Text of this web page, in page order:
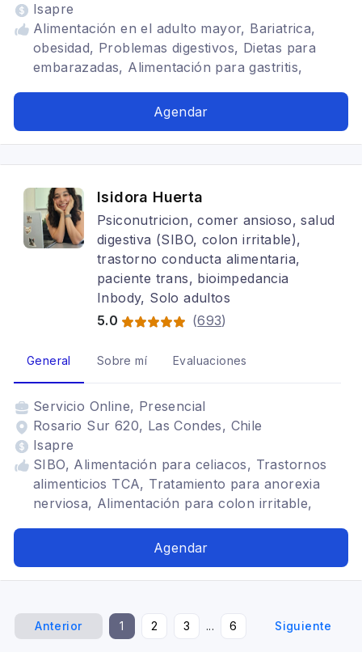
Isapre
Alimentación en el adulto mayor, Bariatrica,
obesidad, Problemas digestivos, Dietas para
embarazadas, Alimentación para gastritis,
Alimentación con hipotiroidismo
Agendar
Isidora Huerta
Psiconutricion, comer ansioso, salud
digestiva (SIBO, colon irritable),
trastorno conducta alimentaria,
paciente trans, bioimpedancia
Inbody, Solo adultos
5.0
(693)
General Sobre mí Evaluaciones
Servicio Online, Presencial
Rosario Sur 620, Las Condes, Chile
Isapre
SIBO, Alimentación para celiacos, Trastornos
alimenticios TCA, Tratamiento para anorexia
nerviosa, Alimentación para colon irritable,
digestivos, Alimentación en el adulto mayor,
Agendar
Anterior 1 2 3 ... 6 Siguiente